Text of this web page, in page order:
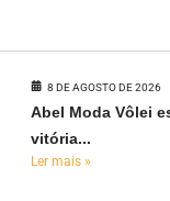
8 DE AGOSTO DE 2026
Abel Moda Vôlei
vitória...
Ler mais »